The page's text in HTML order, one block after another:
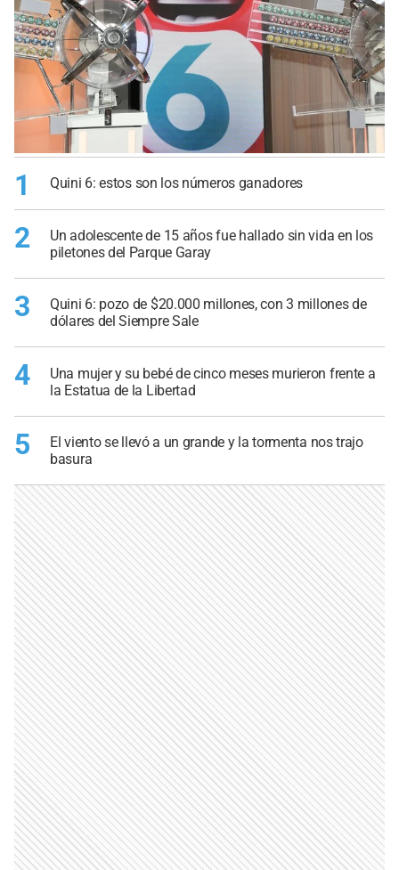
1 Quini 6: estos son los números ganadores
2
Un adolescente de 15 años fue hallado sin vida en los
piletones del Parque Garay
3
Quini 6: pozo de $20.000 millones, con 3 millones de
dólares del Siempre Sale
4
Una mujer y su bebé de cinco meses murieron frente a
la Estatua de la Libertad
5
El viento se llevó a un grande y la tormenta nos trajo
basura